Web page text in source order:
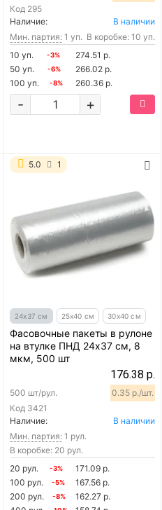
Код 295
Наличие:
В наличии
Мин. партия: 1 уп. В коробке: 10 уп.
10 уп.
-3%
274.51 р.
50 уп.
-6%
266.02 р.
100 уп.
-8% 260.36 р.
+
-
5.0 1
24х37 см 25х40 см 30х40 см
Фасовочные пакеты в рулоне
на втулке ПНД 24х37 см, 8
мкм, 500 шт
176.38 р.
Код 3421
500 шт/рул. 0.35 р./шт.
Наличие:
В наличии
Мин. партия: 1 рул.
В коробке: 20 рул.
20 рул.
-3%
171.09 р.
100 рул.
-5%
167.56 р.
200 рул.
-8%
162.27 р.